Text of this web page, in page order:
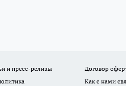
и пресс-релизы Договор
Как с нами